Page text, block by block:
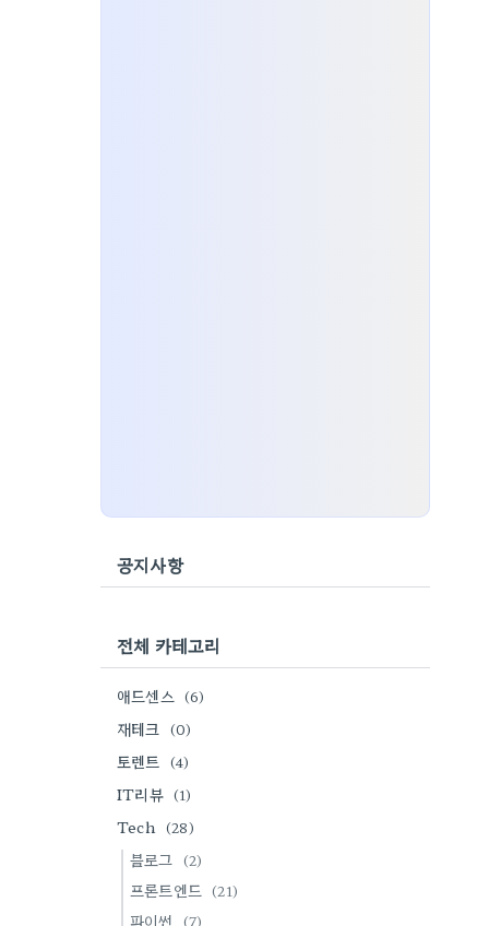
공지사항
전체 카테고리
애드센스 (6)
재테크 (0)
토렌트 (4)
IT리뷰 (1)
Tech (28)
블로그 (2)
프론트엔드 (21)
파이썬 (7)